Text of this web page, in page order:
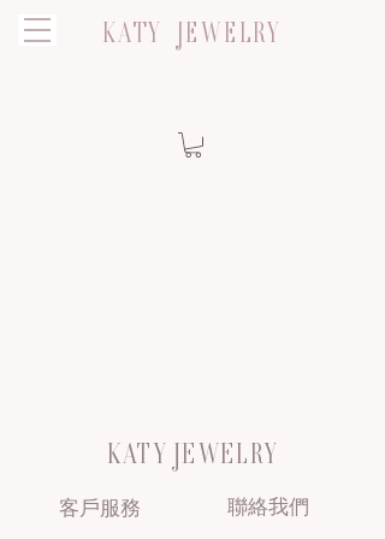
KATY JEWELRY
KATY JEWELRY
客戶服務 聯絡我們